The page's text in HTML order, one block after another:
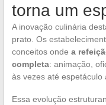
torna um
A inovação culinária
prato. Os
conceitos onde a
completa: animação,
às vezes até espetáculo
Essa evolução